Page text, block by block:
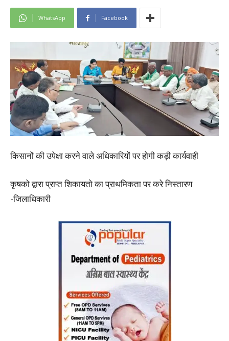
WhatsApp Facebook
किसानों की उपेक्षा करने वाले अधिकारियों पर होगी कड़ी कार्यवाही
कृषको द्वारा प्राप्त शिकायतो का प्राथमिकता पर करे निस्तारण
-जिलाधिकारी